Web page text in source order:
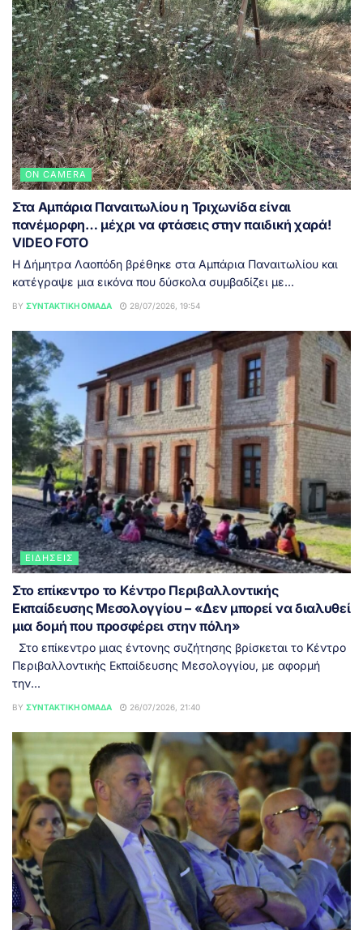
ON CAMERA
Στα Αμπάρια Παναιτωλίου η Τριχωνίδα είναι
πανέμορφη… μέχρι να φτάσεις στην παιδική χαρά!
VIDEO FOTO
Η Δήμητρα Λαοπόδη βρέθηκε στα Αμπάρια Παναιτωλίου και
κατέγραψε μια εικόνα που δύσκολα συμβαδίζει με...
BY ΣΥΝΤΑΚΤΙΚΉ ΟΜΆΔΑ 28/07/2026, 19:54
ΕΙΔΉΣΕΙΣ
Στο επίκεντρο το Κέντρο Περιβαλλοντικής
Εκπαίδευσης Μεσολογγίου – «Δεν μπορεί να διαλυθεί
μια δομή που προσφέρει στην πόλη»
Στο επίκεντρο μιας έντονης συζήτησης βρίσκεται το Κέντρο
Περιβαλλοντικής Εκπαίδευσης Μεσολογγίου, με αφορμή
την...
BY ΣΥΝΤΑΚΤΙΚΉ ΟΜΆΔΑ 26/07/2026, 21:40